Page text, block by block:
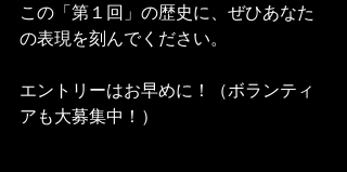
この「第１回」の歴史に、ぜひあなた
の表現を刻んでください。
エントリーはお早めに！（ボランティ
アも大募集中！）